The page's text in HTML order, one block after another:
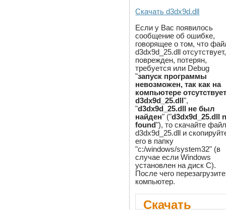
Скачать d3dx9d.dll
Если у Вас появилось
сообщение об ошибке,
говорящее о том, что
d3dx9d_25.dll отсутствует,
поврежден, потерян,
требуется или Debug
"запуск программы
невозможен, так как на
компьютере
d3dx9d_25.dll",
"d3dx9d_25.dll не был
найден" ("d3dx9d_25.dll
found"), то скачайте
d3dx9d_25.dll и
его в папку
"c:/windows/system32" (в
случае если Windows
установлен на диск C).
После чего перезагрузите
компьютер.
Скачать